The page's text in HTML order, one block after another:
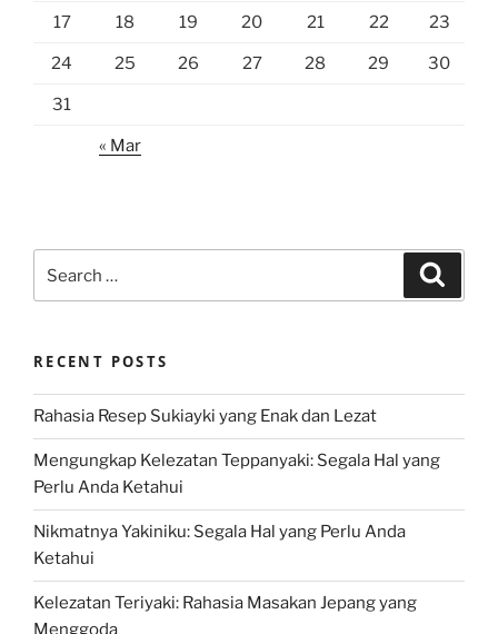
17 18 19 20 21 22 23
24 25 26 27 28 29 30
31
« Mar
for:
RECENT POSTS
Rahasia Resep Sukiayki yang Enak dan Lezat
Mengungkap Kelezatan Teppanyaki: Segala Hal yang
Perlu Anda Ketahui
Nikmatnya Yakiniku: Segala Hal yang Perlu Anda
Ketahui
Kelezatan Teriyaki: Rahasia Masakan Jepang yang
Menggoda